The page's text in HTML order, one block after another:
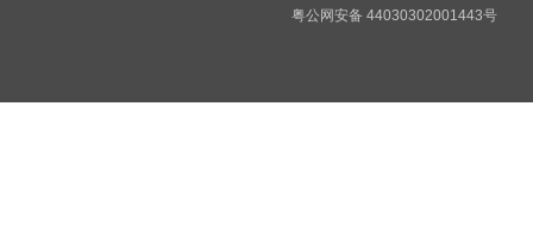
粤公网安备 44030302001443号